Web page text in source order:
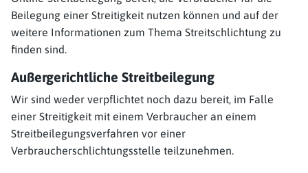
Beilegung einer Streitigkeit nutzen können und auf der
weitere Informationen zum Thema Streitschlichtung zu
finden sind.
Außergerichtliche Streitbeilegung
Wir sind weder verpflichtet noch dazu bereit, im Falle
einer Streitigkeit mit einem Verbraucher an einem
Streitbeilegungsverfahren vor einer
Verbraucherschlichtungsstelle teilzunehmen.